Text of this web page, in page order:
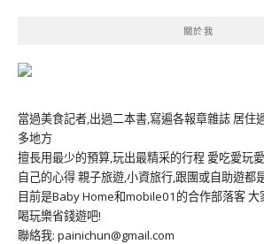
關於我
當過美食記者,出過二本書,寫遍各報章雜誌 居住
多地方
擅長用最少的預算,玩出最精采的行程 愛吃愛玩
自己的心得 親子旅遊,小資旅行,跟團或自助遊都
目前是Baby Home和mobile01的合作部落客 大
喝玩樂省錢遊吧!
聯絡我: painichun@gmail.com